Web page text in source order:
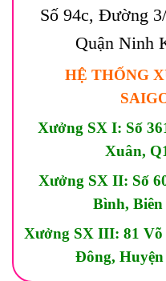
Số 94c, Đường
Quận Ninh
HỆ THỐNG
Xưởng SX I: Số
Xuân,
Xưởng SX II: Số
Bình,
Xưởng SX III: 81
Đông,